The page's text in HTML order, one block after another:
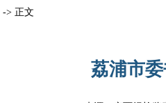
-> 正文
荔浦市